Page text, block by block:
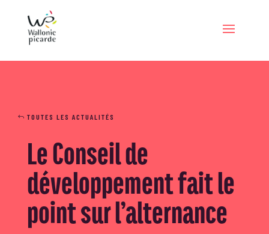
TOUTES LES ACTUALITÉS
Le Conseil de
développement fait le
point sur l’alternance